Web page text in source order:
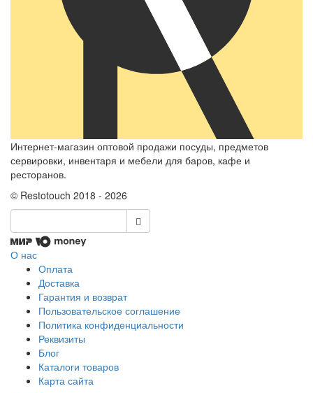
Интернет-магазин оптовой продажи посуды, предметов
сервировки, инвентаря и мебели для баров, кафе и
ресторанов.
© Restotouch 2018 - 2026
О нас
Оплата
Доставка
Гарантия и возврат
Пользовательское соглашение
Политика конфиденциальности
Реквизиты
Блог
Каталоги товаров
Карта сайта